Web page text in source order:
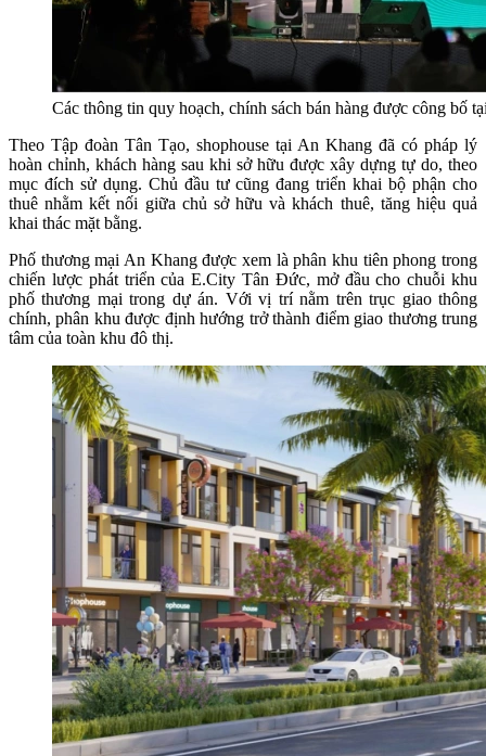
Các thông tin quy hoạch, chính sách bán hàng được công bố
Theo Tập đoàn Tân Tạo, shophouse tại An Khang đã có pháp lý
hoàn chỉnh, khách hàng sau khi sở hữu được xây dựng tự do, theo
mục đích sử dụng. Chủ đầu tư cũng đang triển khai bộ phận cho
thuê nhằm kết nối giữa chủ sở hữu và khách thuê, tăng hiệu quả
khai thác mặt bằng.
Phố thương mại An Khang được xem là phân khu tiên phong trong
chiến lược phát triển của E.City Tân Đức, mở đầu cho chuỗi khu
phố thương mại trong dự án. Với vị trí nằm trên trục giao thông
chính, phân khu được định hướng trở thành điểm giao thương trung
tâm của toàn khu đô thị.